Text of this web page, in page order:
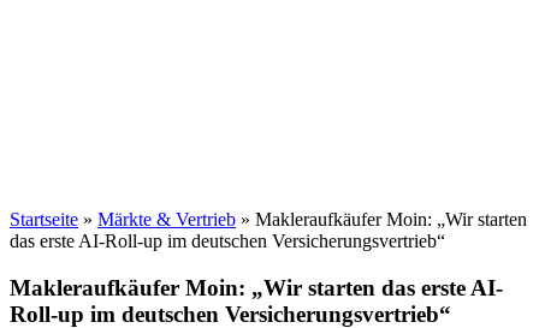
Startseite » Märkte & Vertrieb » Makleraufkäufer Moin: „Wir starten
das erste AI-Roll-up im deutschen Versicherungsvertrieb“
Makleraufkäufer Moin: „Wir starten das erste AI-
Roll-up im deutschen Versicherungsvertrieb“